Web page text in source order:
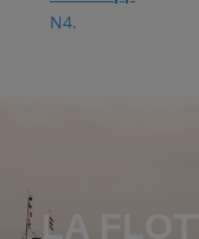
N4.
LA